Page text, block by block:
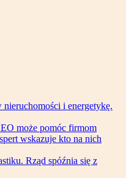
i energetykę.
może pomóc firmom
wskazuje kto na nich
Rząd spóźnia się z